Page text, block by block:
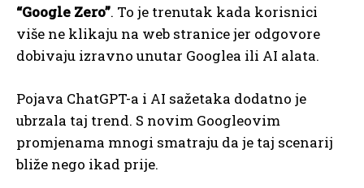
“Google Zero”. To je trenutak kada korisnici
više ne klikaju na web stranice jer odgovore
dobivaju izravno unutar Googlea ili AI alata.
Pojava ChatGPT-a i AI sažetaka dodatno je
ubrzala taj trend. S novim Googleovim
promjenama mnogi smatraju da je taj scenarij
bliže nego ikad prije.